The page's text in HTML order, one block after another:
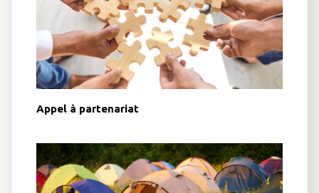
Appel à partenariat